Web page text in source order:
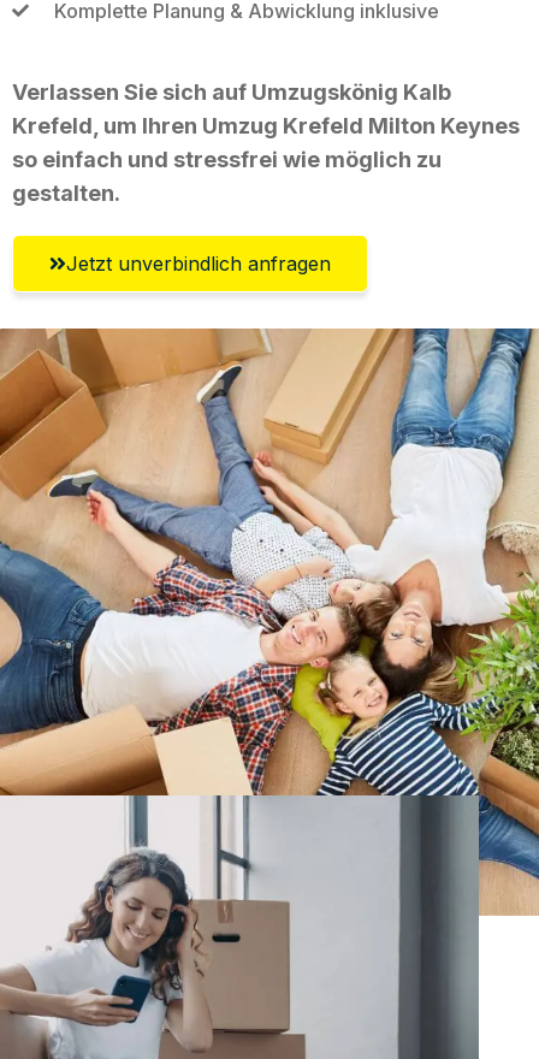
Komplette Planung & Abwicklung inklusive
Verlassen Sie sich auf Umzugskönig Kalb
Krefeld, um Ihren Umzug Krefeld Milton Keynes
so einfach und stressfrei wie möglich zu
gestalten.
Jetzt unverbindlich anfragen